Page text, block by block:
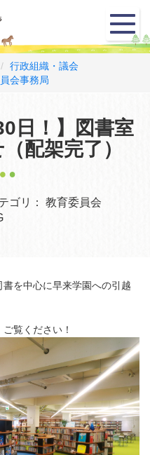
メ
ニ
ュ
行政組織・議会
会事務局
日！】図書室
配架完了）
ゴリ：
教育委員会
を中心に早来学園への引越
覧ください！